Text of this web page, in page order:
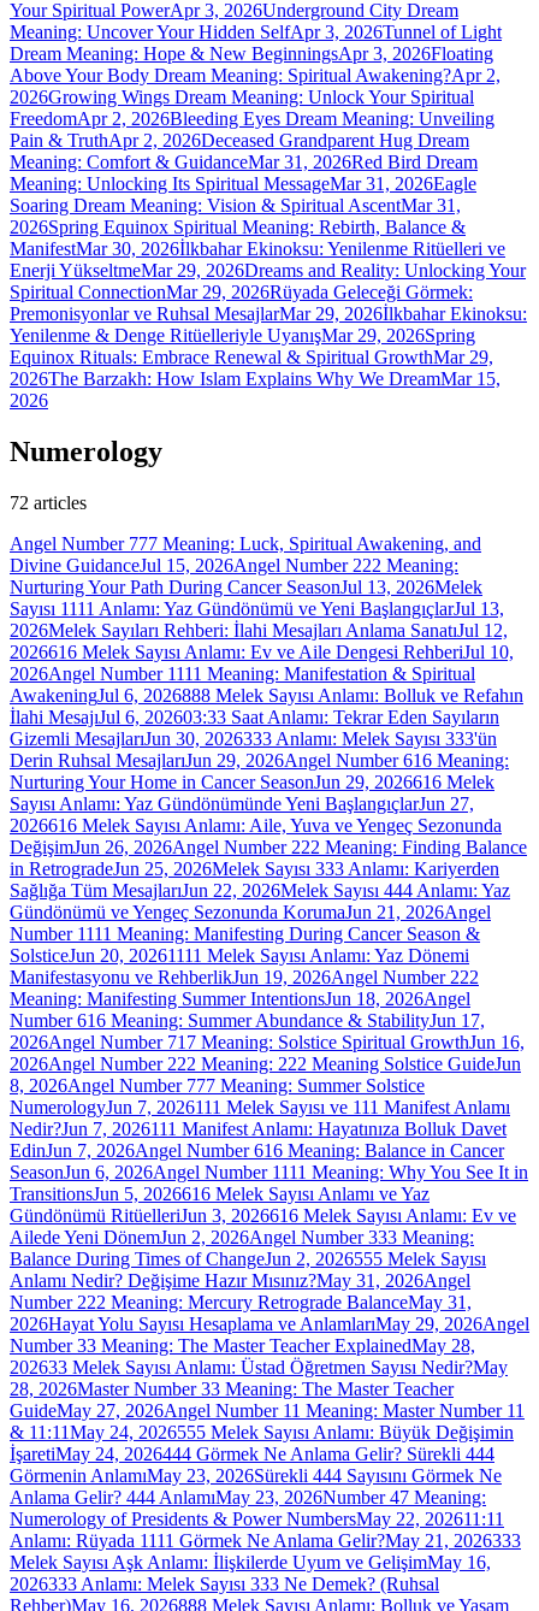
Your Spiritual PowerApr 3, 2026Underground City Dream
Meaning: Uncover Your Hidden SelfApr 3, 2026Tunnel of Light
Dream Meaning: Hope & New BeginningsApr 3, 2026Floating
Above Your Body Dream Meaning: Spiritual Awakening?Apr 2,
2026Growing Wings Dream Meaning: Unlock Your Spiritual
FreedomApr 2, 2026Bleeding Eyes Dream Meaning: Unveiling
Pain & TruthApr 2, 2026Deceased Grandparent Hug Dream
Meaning: Comfort & GuidanceMar 31, 2026Red Bird Dream
Meaning: Unlocking Its Spiritual MessageMar 31, 2026Eagle
Soaring Dream Meaning: Vision & Spiritual AscentMar 31,
2026Spring Equinox Spiritual Meaning: Rebirth, Balance &
ManifestMar 30, 2026İlkbahar Ekinoksu: Yenilenme Ritüelleri ve
Enerji YükseltmeMar 29, 2026Dreams and Reality: Unlocking Your
Spiritual ConnectionMar 29, 2026Rüyada Geleceği Görmek:
Premonisyonlar ve Ruhsal MesajlarMar 29, 2026İlkbahar Ekinoksu:
Yenilenme & Denge Ritüelleriyle UyanışMar 29, 2026Spring
Equinox Rituals: Embrace Renewal & Spiritual GrowthMar 29,
2026The Barzakh: How Islam Explains Why We DreamMar 15,
2026
Numerology
72 articles
Angel Number 777 Meaning: Luck, Spiritual Awakening, and
Divine GuidanceJul 15, 2026Angel Number 222 Meaning:
Nurturing Your Path During Cancer SeasonJul 13, 2026Melek
Sayısı 1111 Anlamı: Yaz Gündönümü ve Yeni BaşlangıçlarJul 13,
2026Melek Sayıları Rehberi: İlahi Mesajları Anlama SanatıJul 12,
2026616 Melek Sayısı Anlamı: Ev ve Aile Dengesi RehberiJul 10,
2026Angel Number 1111 Meaning: Manifestation & Spiritual
AwakeningJul 6, 2026888 Melek Sayısı Anlamı: Bolluk ve Refahın
İlahi MesajıJul 6, 202603:33 Saat Anlamı: Tekrar Eden Sayıların
Gizemli MesajlarıJun 30, 2026333 Anlamı: Melek Sayısı 333'ün
Derin Ruhsal MesajlarıJun 29, 2026Angel Number 616 Meaning:
Nurturing Your Home in Cancer SeasonJun 29, 2026616 Melek
Sayısı Anlamı: Yaz Gündönümünde Yeni BaşlangıçlarJun 27,
2026616 Melek Sayısı Anlamı: Aile, Yuva ve Yengeç Sezonunda
DeğişimJun 26, 2026Angel Number 222 Meaning: Finding Balance
in RetrogradeJun 25, 2026Melek Sayısı 333 Anlamı: Kariyerden
Sağlığa Tüm MesajlarıJun 22, 2026Melek Sayısı 444 Anlamı: Yaz
Gündönümü ve Yengeç Sezonunda KorumaJun 21, 2026Angel
Number 1111 Meaning: Manifesting During Cancer Season &
SolsticeJun 20, 20261111 Melek Sayısı Anlamı: Yaz Dönemi
Manifestasyonu ve RehberlikJun 19, 2026Angel Number 222
Meaning: Manifesting Summer IntentionsJun 18, 2026Angel
Number 616 Meaning: Summer Abundance & StabilityJun 17,
2026Angel Number 717 Meaning: Solstice Spiritual GrowthJun 16,
2026Angel Number 222 Meaning: 222 Meaning Solstice GuideJun
8, 2026Angel Number 777 Meaning: Summer Solstice
NumerologyJun 7, 2026111 Melek Sayısı ve 111 Manifest Anlamı
Nedir?Jun 7, 2026111 Manifest Anlamı: Hayatınıza Bolluk Davet
EdinJun 7, 2026Angel Number 616 Meaning: Balance in Cancer
SeasonJun 6, 2026Angel Number 1111 Meaning: Why You See It in
TransitionsJun 5, 2026616 Melek Sayısı Anlamı ve Yaz
Gündönümü RitüelleriJun 3, 2026616 Melek Sayısı Anlamı: Ev ve
Ailede Yeni DönemJun 2, 2026Angel Number 333 Meaning:
Balance During Times of ChangeJun 2, 2026555 Melek Sayısı
Anlamı Nedir? Değişime Hazır Mısınız?May 31, 2026Angel
Number 222 Meaning: Mercury Retrograde BalanceMay 31,
2026Hayat Yolu Sayısı Hesaplama ve AnlamlarıMay 29, 2026Angel
Number 33 Meaning: The Master Teacher ExplainedMay 28,
202633 Melek Sayısı Anlamı: Üstad Öğretmen Sayısı Nedir?May
28, 2026Master Number 33 Meaning: The Master Teacher
GuideMay 27, 2026Angel Number 11 Meaning: Master Number 11
& 11:11May 24, 2026555 Melek Sayısı Anlamı: Büyük Değişimin
İşaretiMay 24, 2026444 Görmek Ne Anlama Gelir? Sürekli 444
Görmenin AnlamıMay 23, 2026Sürekli 444 Sayısını Görmek Ne
Anlama Gelir? 444 AnlamıMay 23, 2026Number 47 Meaning:
Numerology of Presidents & Power NumbersMay 22, 202611:11
Anlamı: Rüyada 1111 Görmek Ne Anlama Gelir?May 21, 2026333
Melek Sayısı Aşk Anlamı: İlişkilerde Uyum ve GelişimMay 16,
2026333 Anlamı: Melek Sayısı 333 Ne Demek? (Ruhsal
Rehber)May 16, 2026888 Melek Sayısı Anlamı: Bolluk ve Yaşam